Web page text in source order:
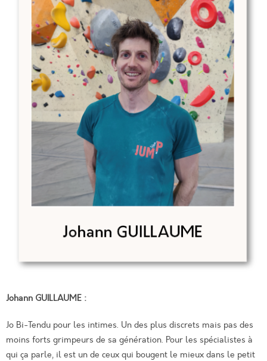
Johann GUILLAUME :
Jo Bi-Tendu pour les intimes. Un des plus discrets mais pas des
moins forts grimpeurs de sa génération. Pour les spécialistes à
qui ça parle, il est un de ceux qui bougent le mieux dans le petit